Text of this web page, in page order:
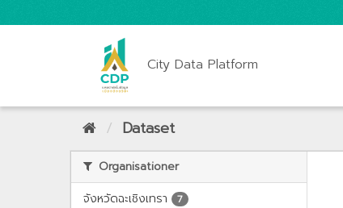
City Data Platform
Dataset
Organisationer
จังหวัดฉะเชิงเทรา
7